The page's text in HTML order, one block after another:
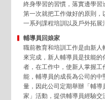
終身學習的習慣，落實邊學
第一次就把工作做好的原則
一系列課程培訓以及戶外拓展
輔導員回娘家
職前教育和培訓工作是由新人
來完成，新人輔導員是技能的
者，在工作中，使新人掌握工
能，輔導員的成長為公司的中
量，因此公司定期舉辦「輔導
家」活動，提供輔導員經驗交